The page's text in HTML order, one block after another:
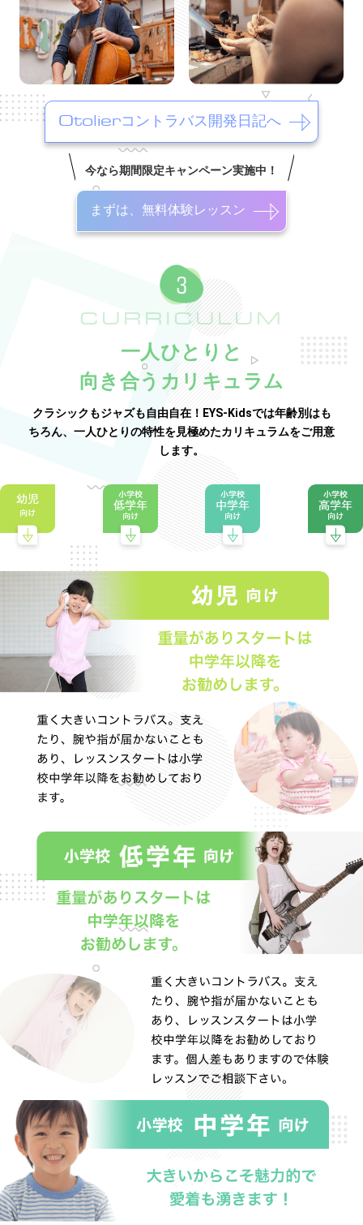
Otolierコントラバス開発日記へ
今なら期間限定キャンペーン実施中！
まずは、無料体験レッスン
CURRICULUM
一人ひとりと
向き合うカリキュラム
クラシックもジャズも自由自在！EYS-Kidsでは年齢別はも
ちろん、一人ひとりの特性を見極めたカリキュラムをご用意
します。